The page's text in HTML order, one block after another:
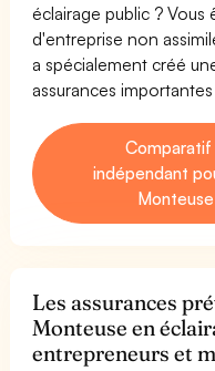
éclairage public ?
d'entreprise non
a spécialement créé
assurances
Comparatif
indépendant
Les assurances
Monteuse en
entrepreneurs et